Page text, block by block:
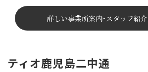
詳しい事業所案内･ スタッフ紹
ティオ鹿児島二中通